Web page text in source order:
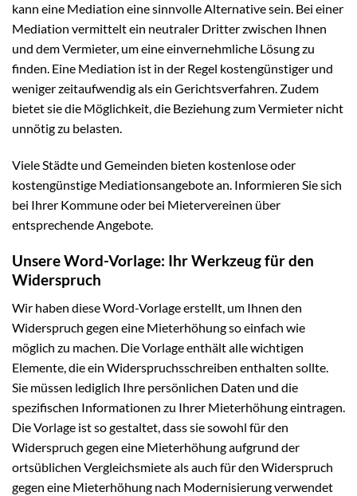
kann eine Mediation eine sinnvolle Alternative sein. Bei einer
Mediation vermittelt ein neutraler Dritter zwischen Ihnen
und dem Vermieter, um eine einvernehmliche Lösung zu
finden. Eine Mediation ist in der Regel kostengünstiger und
weniger zeitaufwendig als ein Gerichtsverfahren. Zudem
bietet sie die Möglichkeit, die Beziehung zum Vermieter nicht
unnötig zu belasten.
Viele Städte und Gemeinden bieten kostenlose oder
kostengünstige Mediationsangebote an. Informieren Sie sich
bei Ihrer Kommune oder bei Mietervereinen über
entsprechende Angebote.
Unsere Word-Vorlage: Ihr Werkzeug für den
Widerspruch
Wir haben diese Word-Vorlage erstellt, um Ihnen den
Widerspruch gegen eine Mieterhöhung so einfach wie
möglich zu machen. Die Vorlage enthält alle wichtigen
Elemente, die ein Widerspruchsschreiben enthalten sollte.
Sie müssen lediglich Ihre persönlichen Daten und die
spezifischen Informationen zu Ihrer Mieterhöhung eintragen.
Die Vorlage ist so gestaltet, dass sie sowohl für den
Widerspruch gegen eine Mieterhöhung aufgrund der
ortsüblichen Vergleichsmiete als auch für den Widerspruch
gegen eine Mieterhöhung nach Modernisierung verwendet